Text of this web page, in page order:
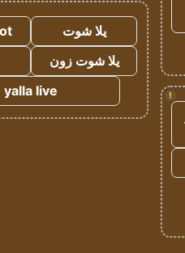
!
يلا شوت
يلا شوت زون
yalla live